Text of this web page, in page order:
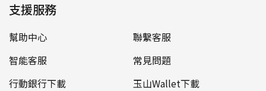
支援服務
幫助中心
聯繫客服
智能客服
常見問題
行動銀行下載
玉山Wallet下載